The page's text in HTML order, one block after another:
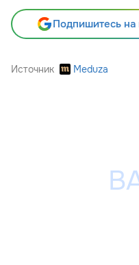
Подпишитесь на
Источник Meduza